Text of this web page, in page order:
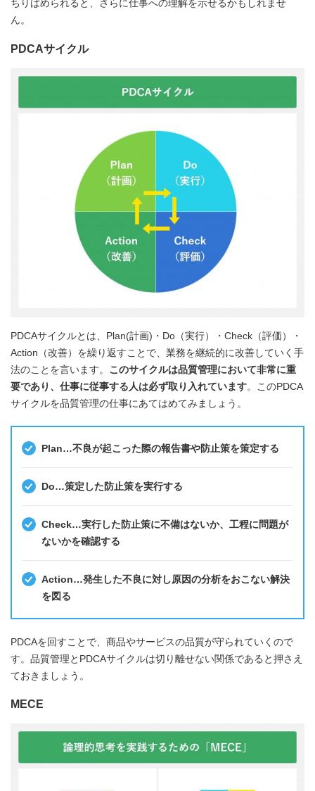
ちりばめられると、さらに仕事への理解を示せるかもしれませ
ん。
PDCAサイクル
PDCAサイクルとは、Plan(計画)・Do（実行）・Check（評価）・
Action（改善）を繰り返すことで、業務を継続的に改善していく手
法のことを言います。 このサイクルは品質管理において非常に重
要であり、仕事に従事する人は必ず取り入れています。このPDCA
サイクルを品質管理の仕事にあてはめてみましょう。
Plan…不良が起こった際の報告書や防止策を策定する
Do…策定した防止策を実行する
Check…実行した防止策に不備はないか、工程に問題が
ないかを確認する
Action…発生した不良に対し原因の分析をおこない解決
を図る
PDCAを回すことで、商品やサービスの品質が守られていくので
す。品質管理とPDCAサイクルは切り離せない関係であると押さえ
ておきましょう。
MECE